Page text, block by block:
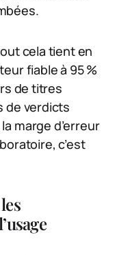
cela tient en
fiable à 95 %
de titres
de verdicts
marge d’erreur
c’est